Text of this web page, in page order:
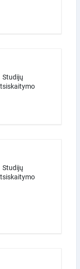
Studijų
Studijų